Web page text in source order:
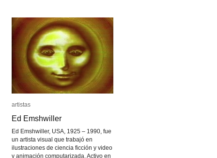
artistas
Ed Emshwiller
Ed Emshwiller, USA, 1925 – 1990, fue
un artista visual que trabajó en
ilustraciones de ciencia ficción y video
y animación computarizada. Activo en
artistas
Ed Emshwiller